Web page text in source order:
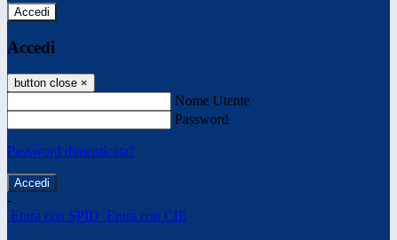
Accedi
Accedi
button close ×
Nome Utente
Password
Password dimenticata?
-
Entra con SPID Entra con CIE